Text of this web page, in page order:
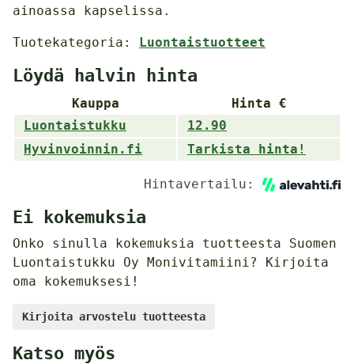
ainoassa kapselissa.
Tuotekategoria: Luontaistuotteet
Löydä halvin hinta
Kauppa
Hinta €
Luontaistukku
12.90
Hyvinvoinnin.fi
Tarkista hinta!
Hintavertailu:
Ei kokemuksia
Onko sinulla kokemuksia tuotteesta Suomen
Luontaistukku Oy Monivitamiini? Kirjoita
oma kokemuksesi!
Kirjoita arvostelu tuotteesta
Katso myös